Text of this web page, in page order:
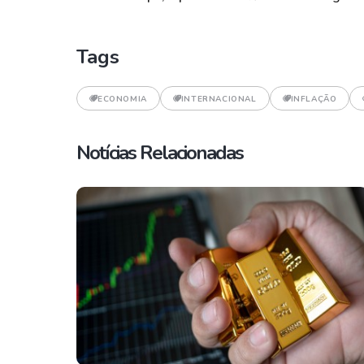
Tags
ECONOMIA INTERNACIONAL INFLAÇÃO
Notícias Relacionadas